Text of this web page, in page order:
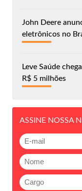
John Deere
eletrônicos no
Leve Saúde
R$ 5 milhões
ASSINE NOSSA